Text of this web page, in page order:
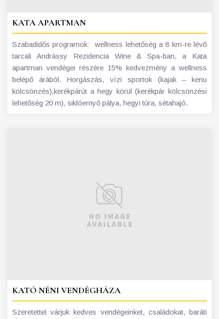
KATA APARTMAN
Szabadidős programok: wellness lehetőség a 8 km-re lévő
tarcali Andrássy Rezidencia Wine & Spa-ban, a Kata
apartman vendégei részére 15% kedvezmény a wellness
belépő árából. Horgászás, vízi sportok (kajak – kenu
kölcsönzés),kerékpárút a hegy körül (kerékpár kölcsönzési
lehetőség 20 m), siklóernyő pálya, hegyi túra, sétahajó.
KATÓ NÉNI VENDÉGHÁZA
Szeretettel várjuk kedves vendégeinket, családokat, baráti